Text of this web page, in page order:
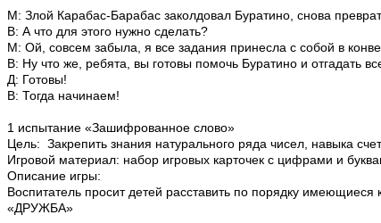
М: Злой Карабас-Барабас заколдовал Буратино, снова
В: А что для этого нужно сделать?
М: Ой, совсем забыла, я все задания принесла с собой в
В: Ну что же, ребята, вы готовы помочь Буратино и отгадать
Д: Готовы!
В: Тогда начинаем!
1 испытание «Зашифрованное слово»
Цель: Закрепить знания натурального ряда чисел, навыка
Игровой материал: набор игровых карточек с цифрами и
Описание игры:
Воспитатель просит детей расставить по порядку
«ДРУЖБА»